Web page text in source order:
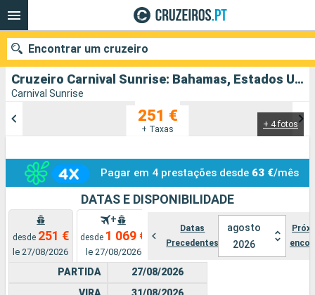
Cruzeiro Carnival Sunrise: Bahamas, Estados Unidos partindo de Miami
Carnival Sunrise
+ 4 fotos
251 €
+ Taxas
Pagar em 4 prestações desde 63 €/mês
DATAS E DISPONIBILIDADE
desde 251 €
le 27/08/2026
+
desde 1 069 €
le 27/08/2026
Datas
Precedentes
agosto
2026
PARTIDA
27/08/2026
Encontrar um cruzeiro
Data de partida
Portos Companhias
Pesquisar